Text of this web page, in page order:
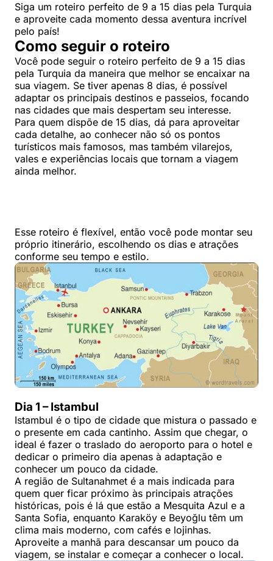
Siga um roteiro perfeito de 9 a 15 dias pela Turquia
e aproveite cada momento dessa aventura incrível
pelo país!
Como seguir o roteiro
Você pode seguir o roteiro perfeito de 9 a 15 dias
pela Turquia da maneira que melhor se encaixar na
sua viagem. Se tiver apenas 8 dias, é possível
adaptar os principais destinos e passeios, focando
nas cidades que mais despertam seu interesse.
Para quem dispõe de 15 dias, dá para aproveitar
cada detalhe, ao conhecer não só os pontos
turísticos mais famosos, mas também vilarejos,
vales e experiências locais que tornam a viagem
ainda melhor.
Esse roteiro é flexível, então você pode montar seu
próprio itinerário, escolhendo os dias e atrações
conforme seu tempo e estilo.
Dia 1 – Istambul
Istambul é o tipo de cidade que mistura o passado e
o presente em cada cantinho. Assim que chegar, o
ideal é fazer o traslado do aeroporto para o hotel e
dedicar o primeiro dia apenas à adaptação e
conhecer um pouco da cidade.
A região de Sultanahmet é a mais indicada para
quem quer ficar próximo às principais atrações
históricas, pois é lá que estão a Mesquita Azul e a
Santa Sofia, enquanto Karaköy e Beyoğlu têm um
clima mais moderno, com cafés e lojinhas.
Aproveite a manhã para descansar um pouco da
viagem, se instalar e começar a conhecer o local.